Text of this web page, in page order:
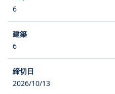
6
6
2026/10/13